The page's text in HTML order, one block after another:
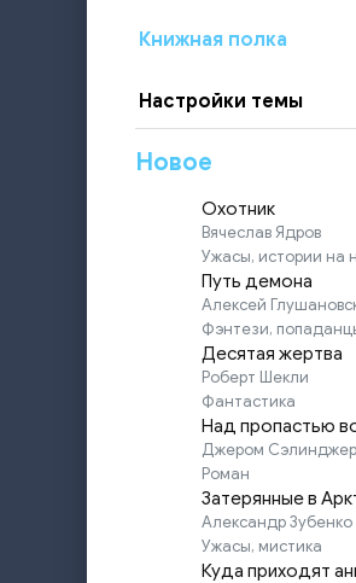
Книжная полка
Настройки темы
Новое
Охотник
Вячеслав Ядров
Ужасы, истории на
Путь демона
Алексей
Фэнтези,
Десятая жертва
Роберт Шекли
Фантастика
Над пропастью
Джером Сэлинджер
Роман
Затерянные в
Александр Зубенко
Ужасы, мистика
Куда приходят